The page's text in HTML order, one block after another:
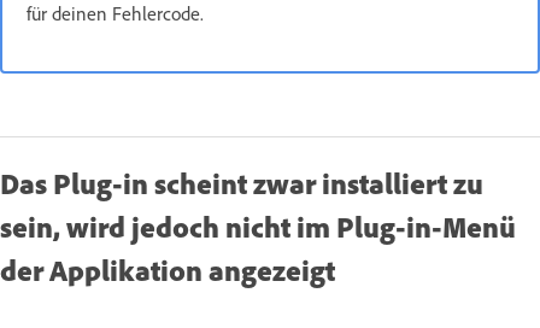
für deinen Fehlercode.
Das Plug-in scheint zwar installiert zu
sein, wird jedoch nicht im Plug-in-Menü
der Applikation angezeigt